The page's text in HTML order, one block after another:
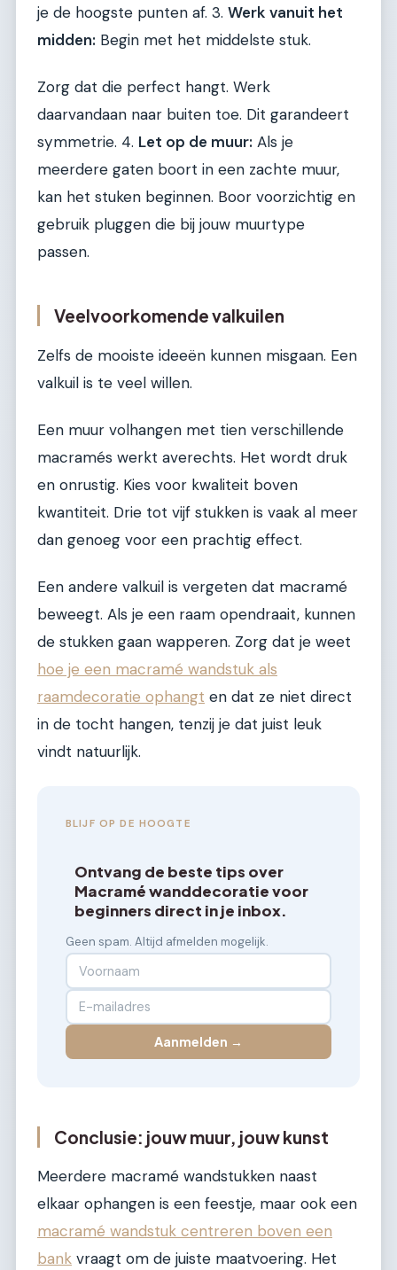
je de hoogste punten af. 3. Werk vanuit het
midden: Begin met het middelste stuk.
Zorg dat die perfect hangt. Werk
daarvandaan naar buiten toe. Dit garandeert
symmetrie. 4. Let op de muur: Als je
meerdere gaten boort in een zachte muur,
kan het stuken beginnen. Boor voorzichtig en
gebruik pluggen die bij jouw muurtype
passen.
Veelvoorkomende valkuilen
Zelfs de mooiste ideeën kunnen misgaan. Een
valkuil is te veel willen.
Een muur volhangen met tien verschillende
macramés werkt averechts. Het wordt druk
en onrustig. Kies voor kwaliteit boven
kwantiteit. Drie tot vijf stukken is vaak al meer
dan genoeg voor een prachtig effect.
Een andere valkuil is vergeten dat macramé
beweegt. Als je een raam opendraait, kunnen
de stukken gaan wapperen. Zorg dat je weet
hoe je een macramé wandstuk als
raamdecoratie ophangt en dat ze niet direct
in de tocht hangen, tenzij je dat juist leuk
vindt natuurlijk.
BLIJF OP DE HOOGTE
Ontvang de beste tips over
Macramé wanddecoratie voor
beginners direct in je inbox.
Geen spam. Altijd afmelden mogelijk.
Aanmelden →
Conclusie: jouw muur, jouw kunst
Meerdere macramé wandstukken naast
elkaar ophangen is een feestje, maar ook een
macramé wandstuk centreren boven een
bank vraagt om de juiste maatvoering. Het